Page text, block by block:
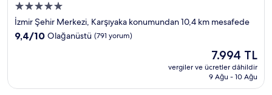
5.0
yıldızlı
konaklama
İzmir Şehir Merkezi, Karşıyaka konumundan 10,4 km mesafede
10
yorum)
9,4/10 Olağanüstü (791 yorum)
Güncel
fiyat:
7.994 TL
7.994 TL
vergiler ve ücretler dâhildir
9 Ağu - 10 Ağu